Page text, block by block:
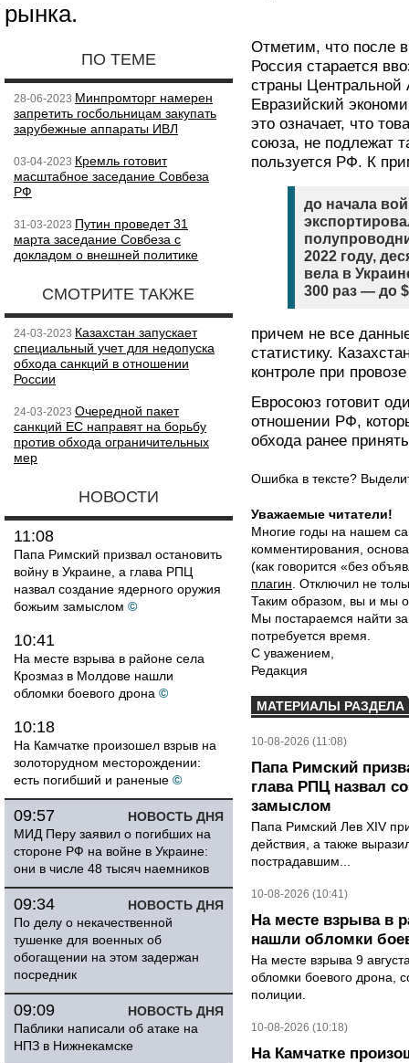
рынка.
ПО ТЕМЕ
28-06-2023 Минпромторг намерен
запретить госбольницам закупать
зарубежные аппараты ИВЛ
03-04-2023 Кремль готовит
масштабное заседание Совбеза
РФ
31-03-2023 Путин проведет 31
марта заседание Совбеза с
докладом о внешней политике
СМОТРИТЕ ТАКЖЕ
24-03-2023 Казахстан запускает
специальный учет для недопуска
обхода санкций в отношении
России
24-03-2023 Очередной пакет
санкций ЕС направят на борьбу
против обхода ограничительных
мер
НОВОСТИ
11:08
Папа Римский призвал остановить
войну в Украине, а глава РПЦ
назвал создание ядерного оружия
божьим замыслом ©
10:41
На месте взрыва в районе села
Крозмаз в Молдове нашли
обломки боевого дрона ©
10:18
На Камчатке произошел взрыв на
золоторудном месторождении:
есть погибший и раненые ©
НОВОСТЬ ДНЯ
09:57
МИД Перу заявил о погибших на
стороне РФ на войне в Украине:
они в числе 48 тысяч наемников
НОВОСТЬ ДНЯ
09:34
По делу о некачественной
тушенке для военных об
обогащении на этом задержан
посредник
НОВОСТЬ ДНЯ
09:09
Паблики написали об атаке на
НПЗ в Нижнекамске
Отметим, что после
Россия старается
страны Центральной
Евразийский
это означает, что
союза, не подлежат
пользуется РФ. К
до начала
2022 году,
вела в
300 раз — до
причем не все
статистику.
контроле при
Евросоюз готовит
отношении РФ,
обхода ранее
Ошибка в тексте?
Уважаемые читатели!
Многие годы на нашем
комментирования,
(как говорится «без
плагин . Отключил не
Таким образом, вы и мы
Мы постараемся найти
потребуется время.
С уважением,
Редакция
МАТЕРИАЛЫ РАЗДЕЛА
10-08-2026 (11:08)
Папа Римский
глава РПЦ назвал
замыслом
Папа Римский Лев XIV
действия, а также
пострадавшим...
10-08-2026 (10:41)
На месте взрыва в
нашли обломки
На месте взрыва 9
обломки боевого дрона,
полиции.
10-08-2026 (10:18)
На Камчатке